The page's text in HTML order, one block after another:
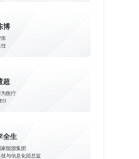
博
库
任
超
为医疗
全生
家能源集团
技与信息化部总监